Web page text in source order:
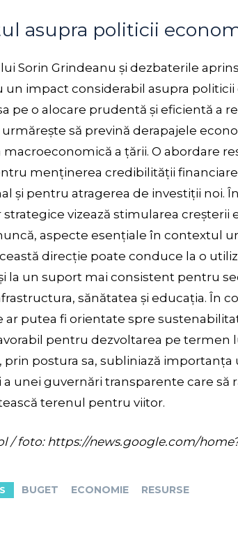
asupra politicii
Sorin Grindeanu și dezbaterile
un impact considerabil asupra
pe o alocare prudentă și eficientă a
să prevină derapajele
a țării. O abordare
menținerea credibilității
și pentru atragerea de investiții noi.
vizează stimularea creșterii
aspecte esențiale în contextul
direcție poate conduce la o
la un suport mai consistent pentru
sănătatea și educația. În
ar putea fi orientate spre
pentru dezvoltarea pe termen
prin postura sa, subliniază
a unei guvernări transparente care să
terenul pentru viitor.
/ foto: https://news.google.com/
BUGET ECONOMIE RESURSE